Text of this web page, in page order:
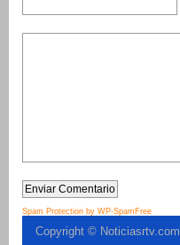
Spam Protection by WP-SpamFree
Copyright © Noticiasrtv.com